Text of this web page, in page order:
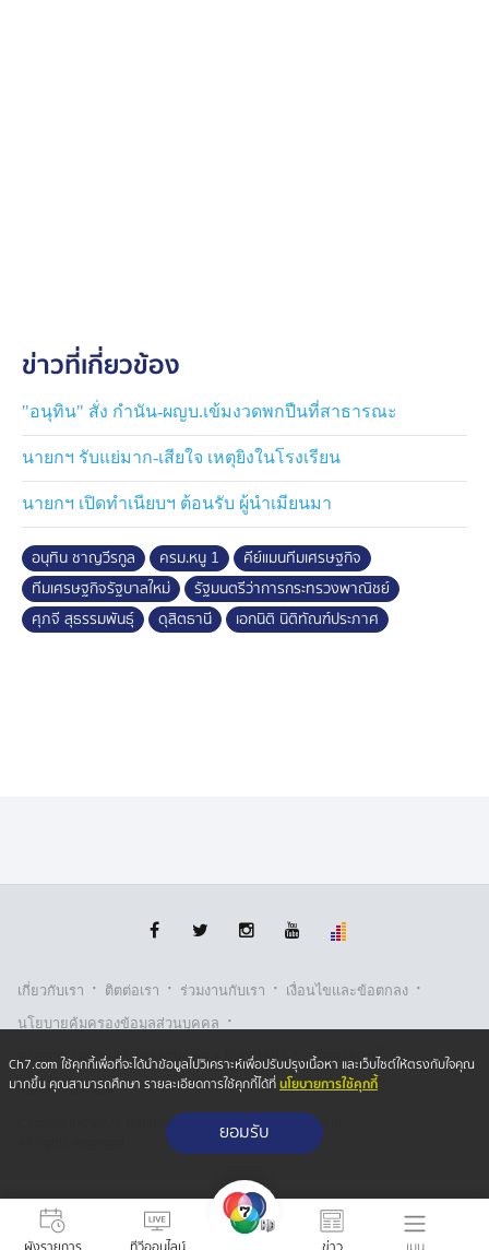
ข่าวที่เกี่ยวข้อง
"อนุทิน" สั่ง กำนัน-ผญบ.เข้มงวดพกปืนที่สาธารณะ
นายกฯ รับแย่มาก-เสียใจ เหตุยิงในโรงเรียน
นายกฯ เปิดทำเนียบฯ ต้อนรับ ผู้นำเมียนมา
อนุทิน ชาญวีรกูล ครม.หนู 1
คีย์แมนทีมเศรษฐกิจ
ทีมเศรษฐกิจรัฐบาลใหม่
รัฐมนตรีว่าการกระทรวงพาณิชย์
ศุภจี สุธรรมพันธุ์
ดุสิตธานี เอกนิติ นิติทัณฑ์ประภาศ
เกี่ยวกับเรา · ติตต่อเรา · ร่วมงานกับเรา · เงื่อนไขและข้อตกลง ·
นโยบายคุ้มครองข้อมูลส่วนบุคคล ·
นโยบายคุ้มครองข้อมูลส่วนบุคคล (ออนไลน์) · นโยบายคุกกี้ ·
รับเรื่องร้องเรียน
Copyright © 2026 Bangkok Broadcasting & T.V. Co.,Ltd.
Ch7.com ใช้คุกกี้เพื่อที่จะได้นำข้อมูลไปวิเคราะห์เพื่อปรับปรุงเนื้อหา และเว็บไซต์ให้ตรงกับใจคุณ
มากขึ้น คุณสามารถศึกษา รายละเอียดการใช้คุกกี้ได้ที่นโยบายการใช้คุกกี้
ยอมรับ